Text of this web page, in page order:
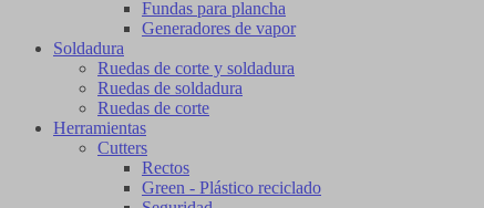
Fundas para plancha
Generadores de vapor
Soldadura
Ruedas de corte y soldadura
Ruedas de soldadura
Ruedas de corte
Herramientas
Cutters
Rectos
Green - Plástico reciclado